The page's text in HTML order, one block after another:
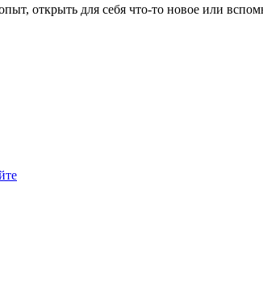
открыть для себя что-то новое или